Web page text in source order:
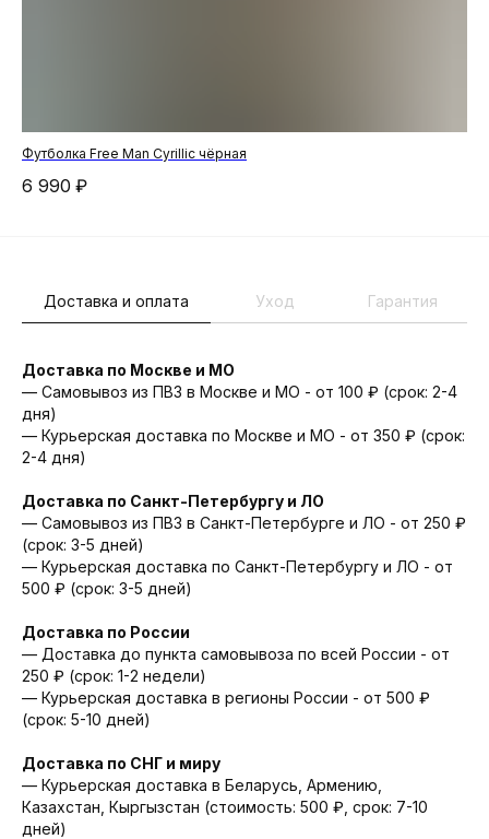
Футболка Free Man Cyrillic чёрная
6 990 ₽
Доставка и оплата Уход Гарантия
Доставка по Москве и МО
— Самовывоз из ПВЗ в Москве и МО - от 100 ₽ (срок: 2-4
дня)
— Курьерская доставка по Москве и МО - от 350 ₽ (срок:
2-4 дня)
Доставка по Санкт-Петербургу и ЛО
— Cамовывоз из ПВЗ в Санкт-Петербурге и ЛО - от 250 ₽
(срок: 3-5 дней)
— Курьерская доставка по Санкт-Петербургу и ЛО - от
500 ₽ (срок: 3-5 дней)
Доставка по России
— Доставка до пункта самовывоза по всей России - от
250 ₽ (срок: 1-2 недели)
— Курьерская доставка в регионы России - от 500 ₽
(срок: 5-10 дней)
Доставка по СНГ и миру
— Курьерская доставка в Беларусь, Армению,
Казахстан, Кыргызстан (стоимость: 500 ₽, срок: 7-10
дней)